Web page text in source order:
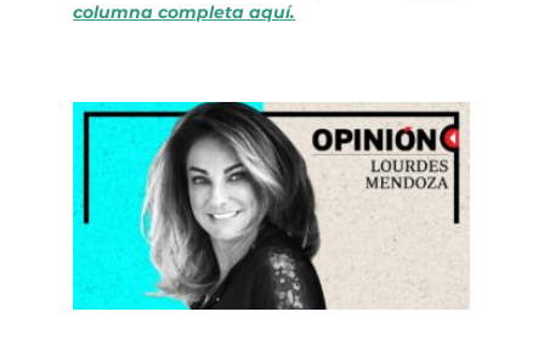
columna completa aquí.